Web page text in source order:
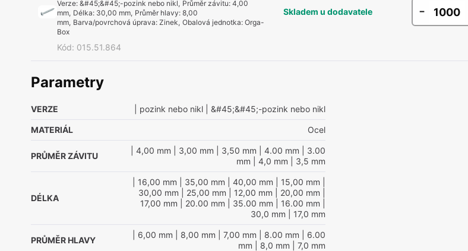
Verze:&#45;&#45;-pozink nebo nikl, Průměr závitu:4,00
mm, Délka: 30,00 mm, Průměr hlavy:8,00
mm, Barva/povrchová úprava:Zinek, Obalová jednotka:Orga-
Box
Kód: 015.51.864
Skladem u dodavatele -
Parametry
VERZE | pozink nebo nikl | &#45;&#45;-pozink nebo nikl
MATERIÁL Ocel
PRŮMĚR ZÁVITU
| 4,00 mm | 3,00 mm | 3,50 mm | 4.00 mm | 3.00
mm | 4,0 mm | 3,5 mm
DÉLKA
| 16,00 mm | 35,00 mm | 40,00 mm | 15,00 mm
30,00 mm | 25,00 mm | 12,00 mm | 20,00 mm
17,00 mm | 20.00 mm | 35.00 mm | 16.00 mm
30,0 mm | 17,0 mm
PRŮMĚR HLAVY
| 6,00 mm | 8,00 mm | 7,00 mm | 8.00 mm | 6.00
mm | 8,0 mm | 7,0 mm